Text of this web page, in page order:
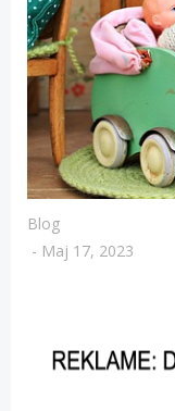
Blog
- Maj 17, 2023